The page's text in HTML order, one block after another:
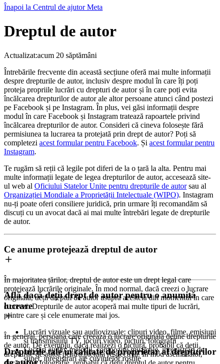
Înapoi la Centrul de ajutor Meta
Dreptul de autor
Actualizat:acum 20 săptămâni
Întrebările frecvente din această secțiune oferă mai multe informații
despre drepturile de autor, inclusiv despre modul în care îți poți
proteja propriile lucrări cu drepturi de autor și în care poți evita
încălcarea drepturilor de autor ale altor persoane atunci când postezi
pe Facebook și pe Instagram. În plus, vei găsi informații despre
modul în care Facebook și Instagram tratează rapoartele privind
încălcarea drepturilor de autor. Consideri că cineva folosește fără
permisiunea ta lucrarea ta protejată prin drept de autor? Poți să
completezi acest formular pentru Facebook. Și acest formular pentru
Instagram.
Te rugăm să reții că legile pot diferi de la o țară la alta. Pentru mai
multe informații legate de legea drepturilor de autor, accesează site-
ul web al Oficiului Statelor Unite pentru drepturile de autorsau al
Organizației Mondiale a Proprietății Intelectuale (WIPO). Instagram
nu-ți poate oferi consiliere juridică, prin urmare îți recomandăm să
discuți cu un avocat dacă ai mai multe întrebări legate de drepturile
de autor.
Ce anume protejează dreptul de autor
În majoritatea țărilor, dreptul de autor este un drept legal care
protejează lucrările originale. În mod normal, dacă creezi o lucrare
originală, deții dreptul de autor asupra acesteia din momentul în care
o creezi. Drepturile de autor acoperă mai multe tipuri de lucrări,
printre care și cele enumerate mai jos.
Lucrări vizuale sau audiovizuale: clipuri video, filme, emisiuni
și transmisiuni TV, jocuri video, picturi, fotografii
Lucrări audio: melodii, compoziții muzicale, înregistrări de
sunet, înregistrări ale cuvintelor rostite
Află dacă deții drept de autor pentru o anumită
lucrare
În general, persoana care creează o lucrare originală deține drepturile
de autor. De exemplu, dacă realizezi o pictură, probabil că deții
drepturile de autor pentru pictura respectivă. În mod asemănător,
Drepturile tale în calitate de proprietar al drepturilor